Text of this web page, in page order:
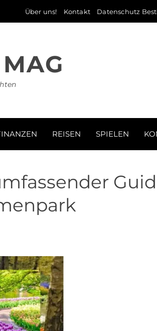
Über uns! Kontakt Datenschutz
REISEN SPIELEN